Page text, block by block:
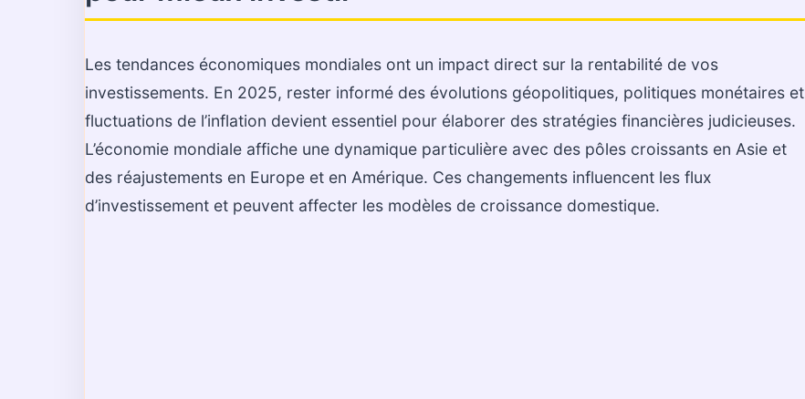
Les tendances économiques mondiales ont un impact direct sur la rentabilité de vos
investissements. En 2025, rester informé des évolutions géopolitiques, politiques monétaires et
fluctuations de l’inflation devient essentiel pour élaborer des stratégies financières judicieuses.
L’économie mondiale affiche une dynamique particulière avec des pôles croissants en Asie et
des réajustements en Europe et en Amérique. Ces changements influencent les flux
d’investissement et peuvent affecter les modèles de croissance domestique.